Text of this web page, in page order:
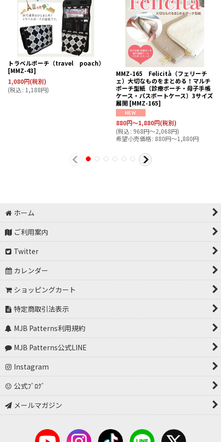
トラベルポーチ（travel poach）
[MMZ-43]
1,080円(税別)
(税込: 1,188円)
MMZ-165 Felicità（フェリーチ
ェ）大切なものをまとめる！マルチ
ポーチ型紙（診療ポーチ・母子手帳
ケース・パスポートケース）3サイズ
展開 [MMZ-165]
880円～1,880円(税別)
(税込: 968円～2,068円)
希望小売価格: 880円～1,880円
ホーム
ご利用案内
Twitter
カレンダー
ショッピングカート
特定商取引法表示
MJB Patterns利用規約
MJB Patterns公式LINE
Instagram
公式ﾌﾞﾛｸﾞ
メールマガジン